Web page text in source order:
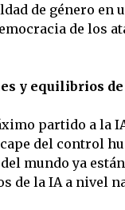
de género en
de los
y equilibrios
partido a la
del control
mundo ya
la IA a nivel